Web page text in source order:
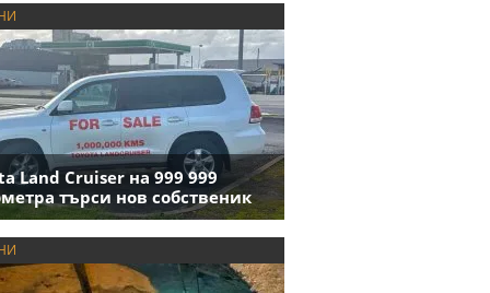
Land Cruiser на 999 999
търси нов собственик